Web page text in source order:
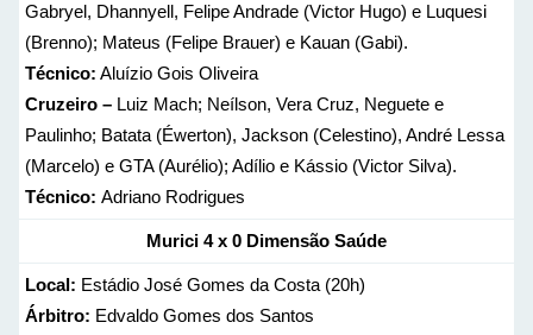
Gabryel, Dhannyell, Felipe Andrade (Victor Hugo) e Luquesi
(Brenno); Mateus (Felipe Brauer) e Kauan (Gabi).
Técnico: Aluízio Gois Oliveira
Cruzeiro – Luiz Mach; Neílson, Vera Cruz, Neguete e
Paulinho; Batata (Éwerton), Jackson (Celestino), André Lessa
(Marcelo) e GTA (Aurélio); Adílio e Kássio (Victor Silva).
Técnico: Adriano Rodrigues
Murici 4 x 0 Dimensão Saúde
Local: Estádio José Gomes da Costa (20h)
Árbitro: Edvaldo Gomes dos Santos